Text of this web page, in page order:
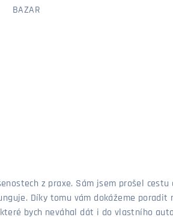
BAZAR
z praxe. Sám jsem prošel
Díky tomu vám dokážeme
bych neváhal dát i do vlastního